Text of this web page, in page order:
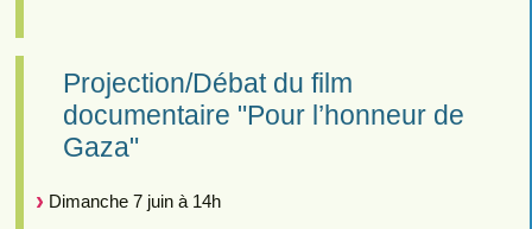
Projection/Débat du film
documentaire "Pour l’honneur de
Gaza"
Dimanche 7 juin à 14h